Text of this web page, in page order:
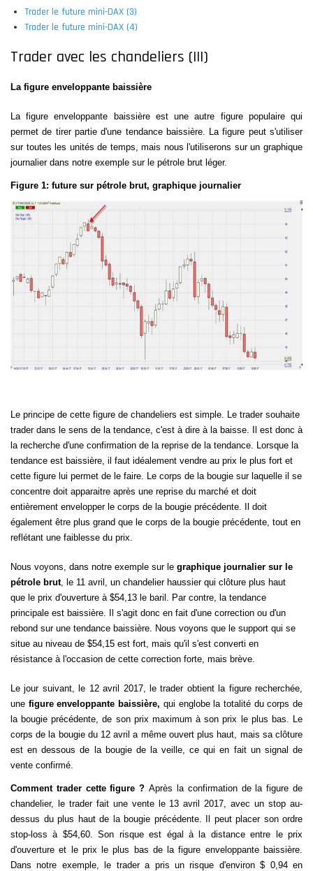
Trader le future mini-DAX (3)
Trader le future mini-DAX (4)
Trader avec les chandeliers (III)
La figure enveloppante baissière
La figure enveloppante baissière est une autre figure populaire qui
permet de tirer partie d'une tendance baissière. La figure peut s'utiliser
sur toutes les unités de temps, mais nous l'utiliserons sur un graphique
journalier dans notre exemple sur le pétrole brut léger.
Figure 1: future sur pétrole brut, graphique journalier
Le principe de cette figure de chandeliers est simple. Le trader souhaite
trader dans le sens de la tendance, c'est à dire à la baisse. Il est donc à
la recherche d'une confirmation de la reprise de la tendance. Lorsque la
tendance est baissière, il faut idéalement vendre au prix le plus fort et
cette figure lui permet de le faire. Le corps de la bougie sur laquelle il se
concentre doit apparaitre après une reprise du marché et doit
entièrement envelopper le corps de la bougie précédente. Il doit
également être plus grand que le corps de la bougie précédente, tout en
reflétant une faiblesse du prix.
Nous voyons, dans notre exemple sur le graphique journalier sur le
pétrole brut, le 11 avril, un chandelier haussier qui clôture plus haut
que le prix d'ouverture à $54,13 le baril. Par contre, la tendance
principale est baissière. Il s'agit donc en fait d'une correction ou d'un
rebond sur une tendance baissière. Nous voyons que le support qui se
situe au niveau de $54,15 est fort, mais qu'il s'est converti en
résistance à l'occasion de cette correction forte, mais brève.
Le jour suivant, le 12 avril 2017, le trader obtient la figure recherchée,
une figure enveloppante baissière, qui englobe la totalité du corps de
la bougie précédente, de son prix maximum à son prix le plus bas. Le
corps de la bougie du 12 avril a même ouvert plus haut, mais sa clôture
est en dessous de la bougie de la veille, ce qui en fait un signal de
vente confirmé.
Comment trader cette figure ?Après la confirmation de la figure de
chandelier, le trader fait une vente le 13 avril 2017, avec un stop au-
dessus du plus haut de la bougie précédente. Il peut placer son ordre
stop-loss à $54,60. Son risque est égal à la distance entre le prix
d'ouverture et le prix le plus bas de la figure enveloppante baissière.
Dans notre exemple, le trader a pris un risque d'environ $ 0,94 en